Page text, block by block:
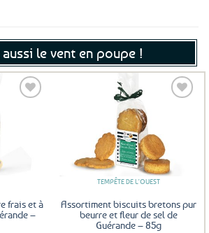
le vent en poupe !
frais et à
–
favoris
TEMPÊTE DE L'OUEST
Assortiment biscuits bretons pur
beurre et fleur de sel de
Guérande – 85g